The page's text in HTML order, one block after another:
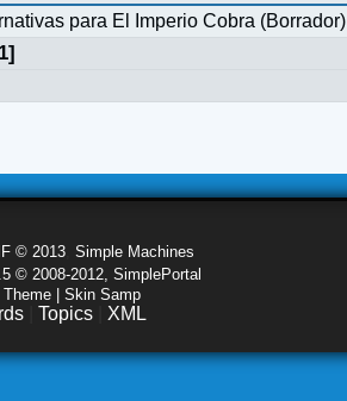
para El Imperio Cobra (Borrador)
]
© 2013 ,Simple Machines
© 2008-2012, SimplePortal
| Skin Samp
|Topics XML